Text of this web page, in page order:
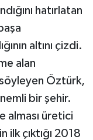
hatırlatan
altını çizdi.
alan
söyleyen Öztürk,
bir şehir.
alması üretici
ilk çıktığı 2018